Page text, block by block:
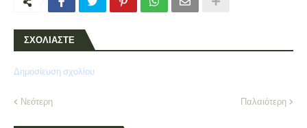
ΣΧΟΛΙΑΣΤΕ
Δημοσίευση σχολίου
Νεότερη Παλαιότερη